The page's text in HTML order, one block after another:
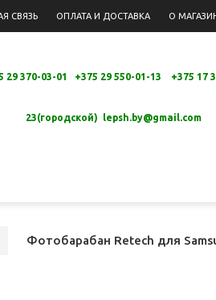
СВЯЗЬ ОПЛАТА И ДОСТАВКА О
29 370-03-01 +375 29 550-01-13 +375 17
23(городской) lepsh.by@gmail.com
Фотобарабан Retech для